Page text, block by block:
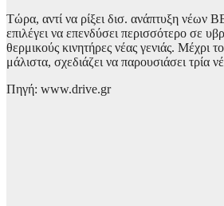
Τώρα, αντί να ρίξει δισ. ανάπτυξη νέων
επιλέγει να επενδύσει περισσότερο σε
θερμικούς κινητήρες νέας γενιάς. Μέχρι
μάλιστα, σχεδιάζει να παρουσιάσει τρία
Πηγή: www.drive.gr